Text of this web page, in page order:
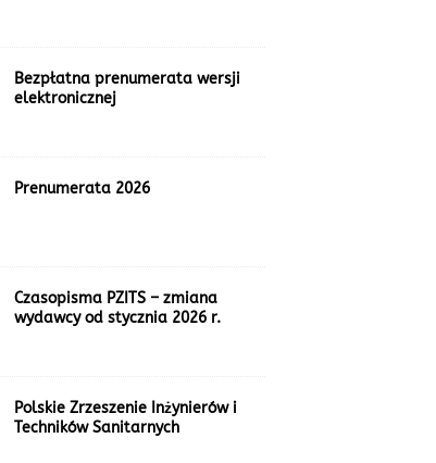
Bezpłatna prenumerata wersji
elektronicznej
Prenumerata 2026
Czasopisma PZITS – zmiana
wydawcy od stycznia 2026 r.
Polskie Zrzeszenie Inżynierów i
Techników Sanitarnych